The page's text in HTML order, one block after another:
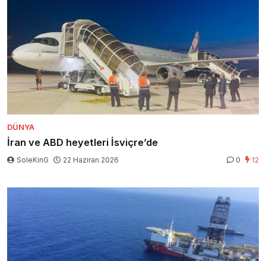
DÜNYA
İran ve ABD heyetleri İsviçre’de
SoleKinG 22 Haziran 2026 0 12